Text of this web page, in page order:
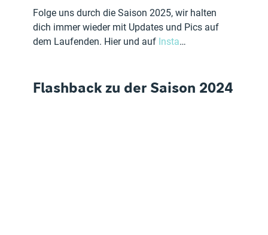
Folge uns durch die Saison 2025, wir halten
dich immer wieder mit Updates und Pics auf
dem Laufenden. Hier und auf Insta…
Flashback zu der Saison 2024